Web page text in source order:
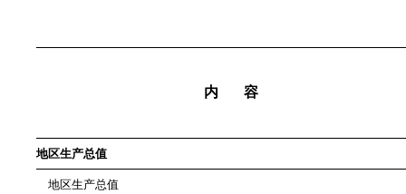
内 容
地区生产总值
地区生产总值